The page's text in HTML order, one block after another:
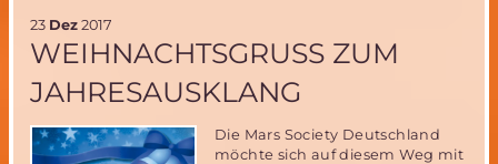
Beitrag
ISS
23 Dez 2017
WEIHNACHTSGRUSS ZUM J
AHRESAUSKLANG
Die Mars Society Deutschland
möchte sich auf diesem Weg mit